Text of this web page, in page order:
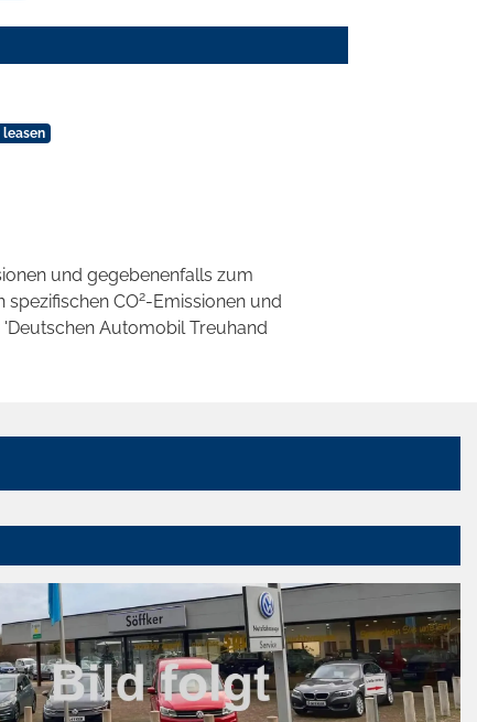
leasen
und gegebenenfalls zum
CO2-Emissionen und
Automobil Treuhand